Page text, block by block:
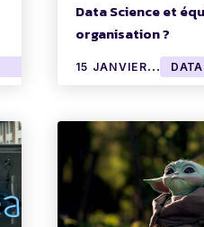
Data Science et
organisation ?
1
5 JANVIER 2020